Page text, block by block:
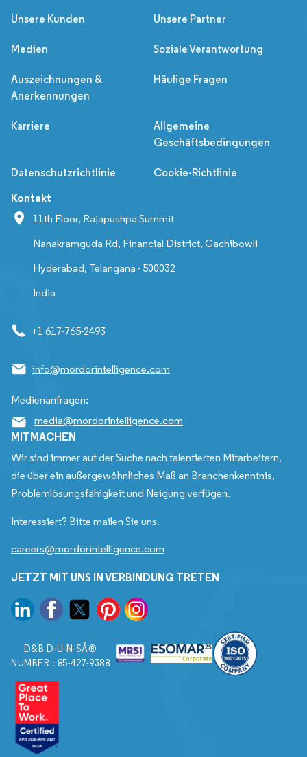
Unsere Kunden Unsere Partner
Medien Soziale Verantwortung
Auszeichnungen &
Anerkennungen
Häufige Fragen
Karriere
Allgemeine
Geschäftsbedingungen
Datenschutzrichtlinie Cookie-Richtlinie
Kontakt
11th Floor, Rajapushpa Summit
Nanakramguda Rd, Financial District, Gachibowli
Hyderabad, Telangana - 500032
India
+1 617-765-2493
info@mordorintelligence.com
Medienanfragen:
media@mordorintelligence.com
MITMACHEN
Wir sind immer auf der Suche nach talentierten Mitarbeitern,
die über ein außergewöhnliches Maß an Branchenkenntnis,
Problemlösungsfähigkeit und Neigung verfügen.
Interessiert? Bitte mailen Sie uns.
careers@mordorintelligence.com
JETZT MIT UNS IN VERBINDUNG TRETEN
D&B D-U-N-SÂ®
NUMBER : 85-427-9388